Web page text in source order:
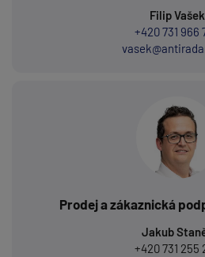
Filip Vašek
+420 731 966
Prodej a zákaznická
Jakub
+420 731 255